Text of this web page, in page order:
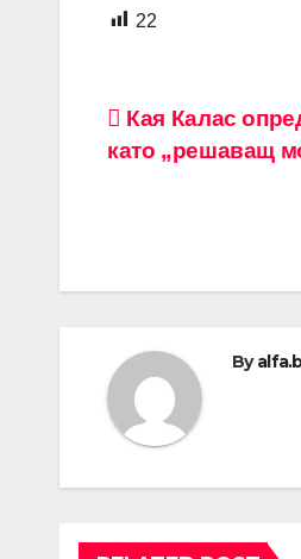
22
Кая Калас
като „решаващ
By